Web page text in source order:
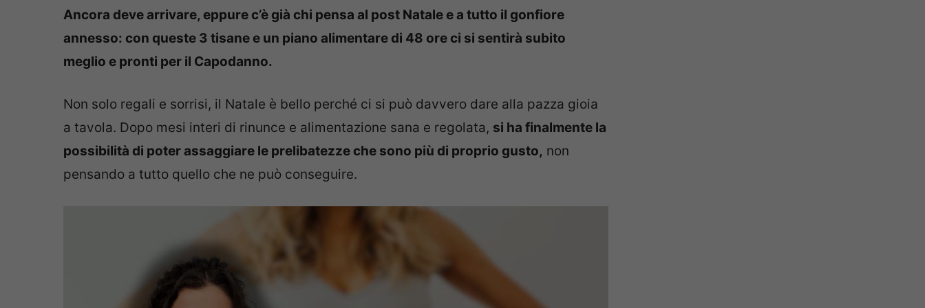
Ancora deve arrivare, eppure c’è già chi pensa al post Natale e a tutto il gonfiore
annesso: con queste 3 tisane e un piano alimentare di 48 ore ci si sentirà subito
meglio e pronti per il Capodanno.
Non solo regali e sorrisi, il Natale è bello perché ci si può davvero dare alla pazza gioia
a tavola. Dopo mesi interi di rinunce e alimentazione sana e regolata, si ha finalmente la
possibilità di poter assaggiare le prelibatezze che sono più di proprio gusto, non
pensando a tutto quello che ne può conseguire.